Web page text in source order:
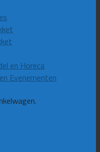
en Horeca
Evenementen